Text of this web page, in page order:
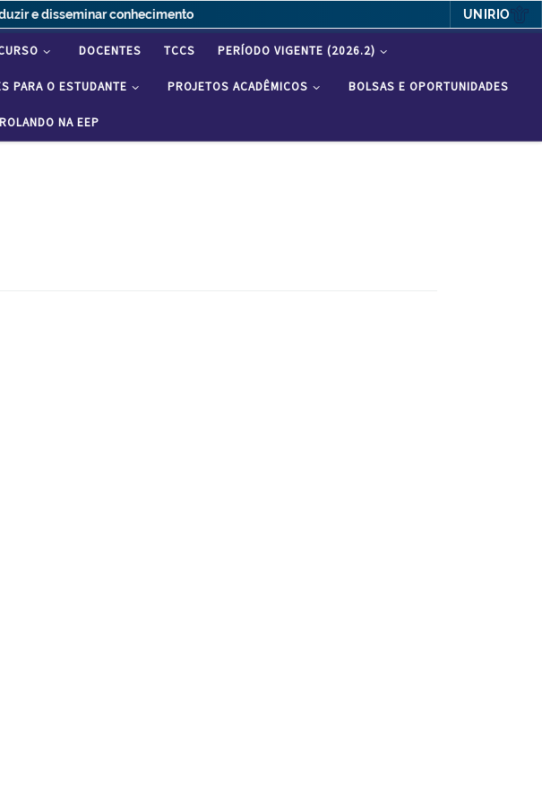
e disseminar conhecimento UNIRIO
DOCENTES TCCS PERÍODO VIGENTE (2026.2)
PARA O ESTUDANTE PROJETOS ACADÊMICOS BOLSAS E OPORTUNIDADES
NA EEP